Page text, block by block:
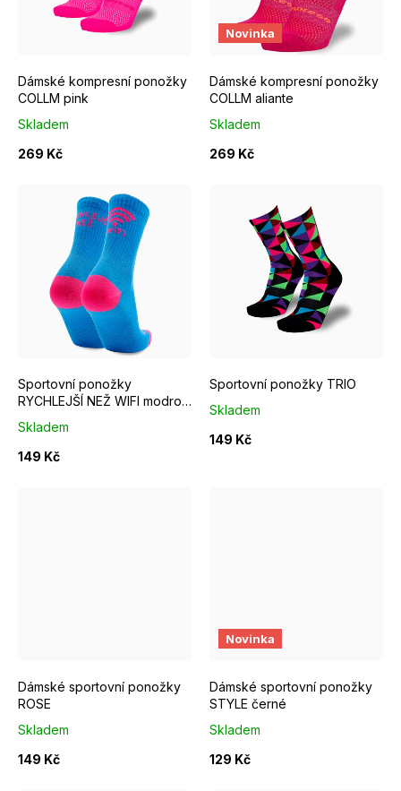
o
d
u
Dámské kompresní ponožky
COLLM pink
Skladem
269 Kč
EUR 37 - 39 EUR 40 - 42
Novinka
Dámské kompresní ponožky
COLLM aliante
Skladem
269 Kč
EUR 37 - 39 EUR 40 - 42
Sportovní ponožky
RYCHLEJŠÍ NEŽ WIFI modro
Skladem
149 Kč
EUR 37 - 39 EUR 40 - 42
Sportovní ponožky TRIO
Skladem
149 Kč
EUR 37 - 39 EUR 40 - 42
Dámské sportovní ponožky
ROSE
Skladem
149 Kč
Novinka
Dámské sportovní ponožky
STYLE černé
Skladem
129 Kč
EUR 37 - 39